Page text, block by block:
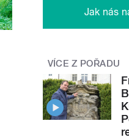
Jak nás
VÍCE Z POŘADU